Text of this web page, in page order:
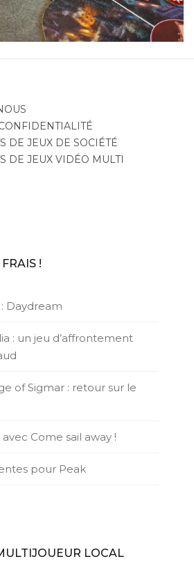
DE JEUX DE SOCIÉTÉ
DE JEUX VIDÉO MULTI
!
Daydream
: un jeu d’affrontement
of Sigmar : retour sur le
Come sail away !
pour Peak
LOCAL